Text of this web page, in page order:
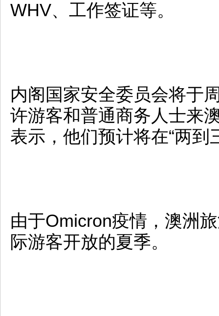
WHV、工作签证等。
内阁国家安全委员会将于
许游客和普通商务人士来
表示，他们预计将在“两到
由于Omicron疫情，澳洲
际游客开放的夏季。